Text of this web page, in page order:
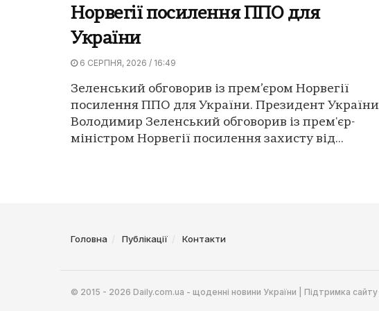
Норвегії посилення ППО для
України
6 СЕРПНЯ, 2026 / 16:49
Зеленський обговорив із прем’єром Норвегії
посилення ППО для України. Президент України
Володимир Зеленський обговорив із прем'єр-
міністром Норвегії посилення захисту від...
Головна Публікації Контакти
© 2015 - 2026 Daily.com.ua - щоденні новини України | Підтримка сайту